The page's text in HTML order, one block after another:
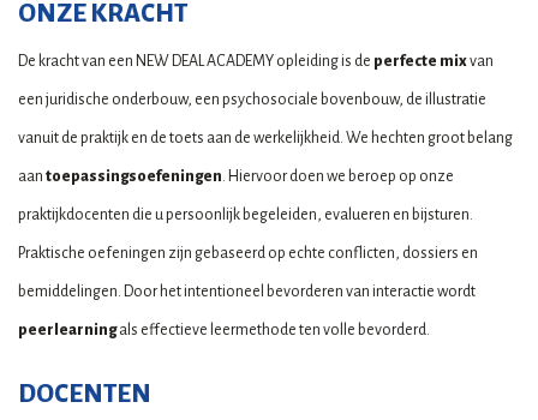
ONZE KRACHT
De kracht van een NEW DEAL ACADEMY opleiding is de perfecte mixvan
een juridische onderbouw, een psychosociale bovenbouw, de illustratie
vanuit de praktijk en de toets aan de werkelijkheid. We hechten groot belang
aan toepassingsoefeningen. Hiervoor doen we beroep op onze
praktijkdocenten die u persoonlijk begeleiden, evalueren en bijsturen.
Praktische oefeningen zijn gebaseerd op echte conflicten, dossiers en
bemiddelingen. Door het intentioneel bevorderen van interactie wordt
peerlearningals effectieve leermethode ten volle bevorderd.
DOCENTEN